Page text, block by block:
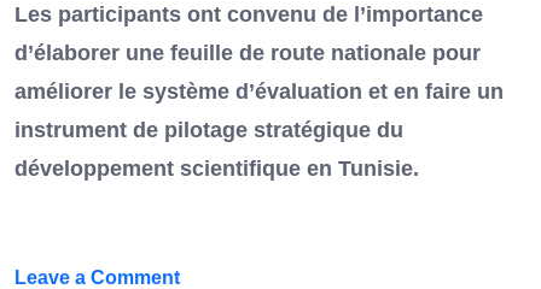
Les participants ont convenu de l’importance
d’élaborer une feuille de route nationale pour
améliorer le système d’évaluation et en faire un
instrument de pilotage stratégique du
développement scientifique en Tunisie.
Leave a Commenton